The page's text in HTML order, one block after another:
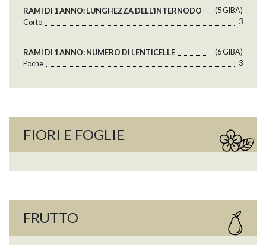
RAMI DI 1 ANNO: LUNGHEZZA DELL'INTERNODO
(5 GlBA)
Corto
3
RAMI DI 1 ANNO: NUMERO DI LENTICELLE
(6 GlBA)
Poche
3
FIORI E FOGLIE
FRUTTO